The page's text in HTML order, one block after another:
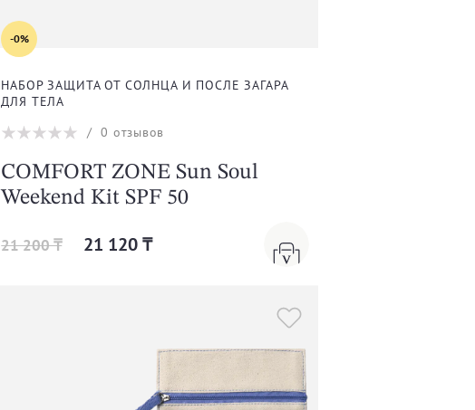
-0%
НАБОР ЗАЩИТА ОТ СОЛНЦА И ПОСЛЕ ЗАГАРА
ДЛЯ ТЕЛА
/0 отзывов
COMFORT ZONE Sun Soul
Weekend Kit SPF 50
21 200 ₸ 21 120 ₸